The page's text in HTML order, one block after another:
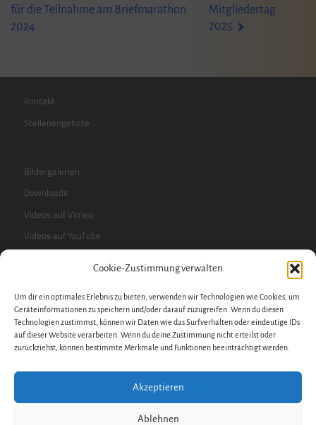
Cookie-Zustimmung verwalten
Um dir ein optimales Erlebnis zu bieten, verwenden wir Technologien wie Cookies, um
Geräteinformationen zu speichern und/oder darauf zuzugreifen. Wenn du diesen
Technologien zustimmst, können wir Daten wie das Surfverhalten oder eindeutige IDs
auf dieser Website verarbeiten. Wenn du deine Zustimmung nicht erteilst oder
zurückziehst, können bestimmte Merkmale und Funktionen beeinträchtigt werden.
Akzeptieren
Ablehnen
für die Teilnahme am Briefmarathon
2024
Mitgliedertag
2025
Kontakt
Stellenangebote …
Bildergalerien
Downloads
Videos auf Vimeo
Videos auf YouTube
Sidebar
Impressum
Datenschutzerklärung